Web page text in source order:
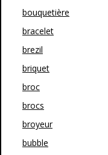
bouquetière
bracelet
brezil
briquet
broc
brocs
broyeur
bubble